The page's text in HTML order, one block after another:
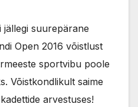
jällegi suurepärane
Open 2016 võistlust
sportvibu poole
Võistkondlikult saime
arvestuses!